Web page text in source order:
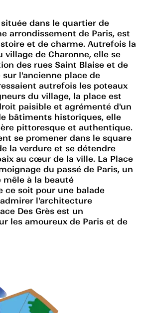
située dans le quartier de
arrondissement de Paris, est
et de charme. Autrefois la
village de Charonne, elle se
des rues Saint Blaise et de
l'ancienne place de
autrefois les poteaux
du village, la place est
paisible et agrémenté d'un
bâtiments historiques, elle
pittoresque et authentique.
se promener dans le square
la verdure et se détendre
au cœur de la ville. La Place
du passé de Paris, un
à la beauté
ce soit pour une balade
l'architecture
Des Grès est un
les amoureux de Paris et de